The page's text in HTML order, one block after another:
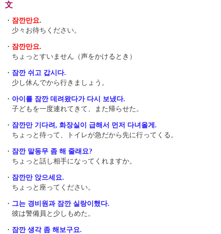
文
・ 잠깐만요.
少々お待ちください。
・ 잠깐만요.
ちょっとすいません（声をかけるとき）
・ 잠깐 쉬고 갑시다.
少し休んでから行きましょう。
・ 아이를 잠깐 데려왔다가 다시 보냈다.
子どもを一度連れてきて、また帰らせた。
・ 잠깐만 기다려, 화장실이 급해서 먼저 다녀올게.
ちょっと待って、トイレが急だから先に行ってくる。
・ 잠깐 말동무 좀 해 줄래요?
ちょっと話し相手になってくれますか。
・ 잠깐만 앉으세요.
ちょっと座ってください。
・ 그는 경비원과 잠깐 실랑이했다 .
彼は警備員と少しもめた 。
・ 잠깐 생각 좀 해보구요.